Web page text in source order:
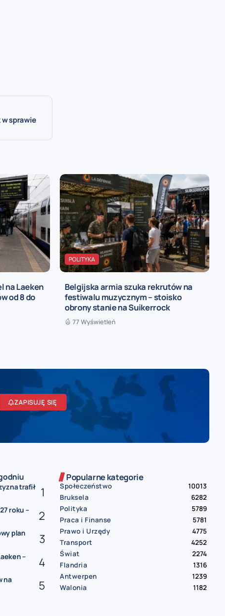
w sprawie
na Laeken
od 8 do
POLITYKA
Belgijska armia szuka rekrutów na
festiwalu muzycznym – stoisko
obrony stanie na Suikerrock
77 Wyświetleń
ZAPISUJĘ SIĘ
trafił
roku –
plan
–
na
Popularne kategorie
Społeczeństwo
10013
Bruksela
6282
Polityka
5789
Praca i Finanse
5781
Prawo i Urzędy
4775
Transport
4252
Świat
2274
Flandria
1316
Antwerpen
1239
Walonia
1182